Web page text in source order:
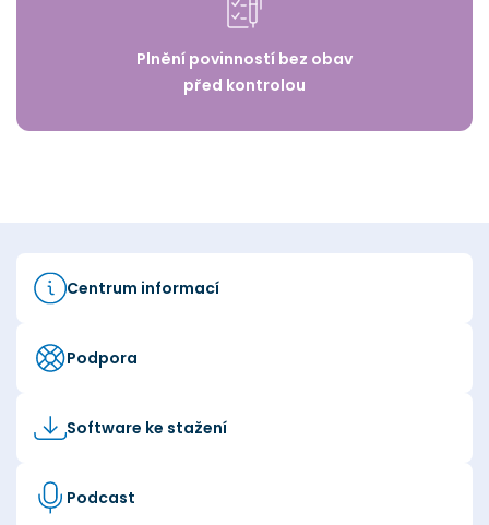
Plnění povinností bez obav
před kontrolou
Centrum informací
Podpora
Software ke stažení
Podcast